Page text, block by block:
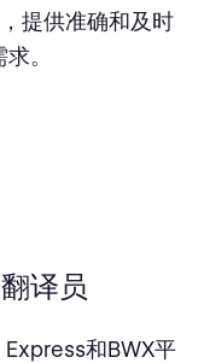
提供准确和及时
。
译员
和BWX平